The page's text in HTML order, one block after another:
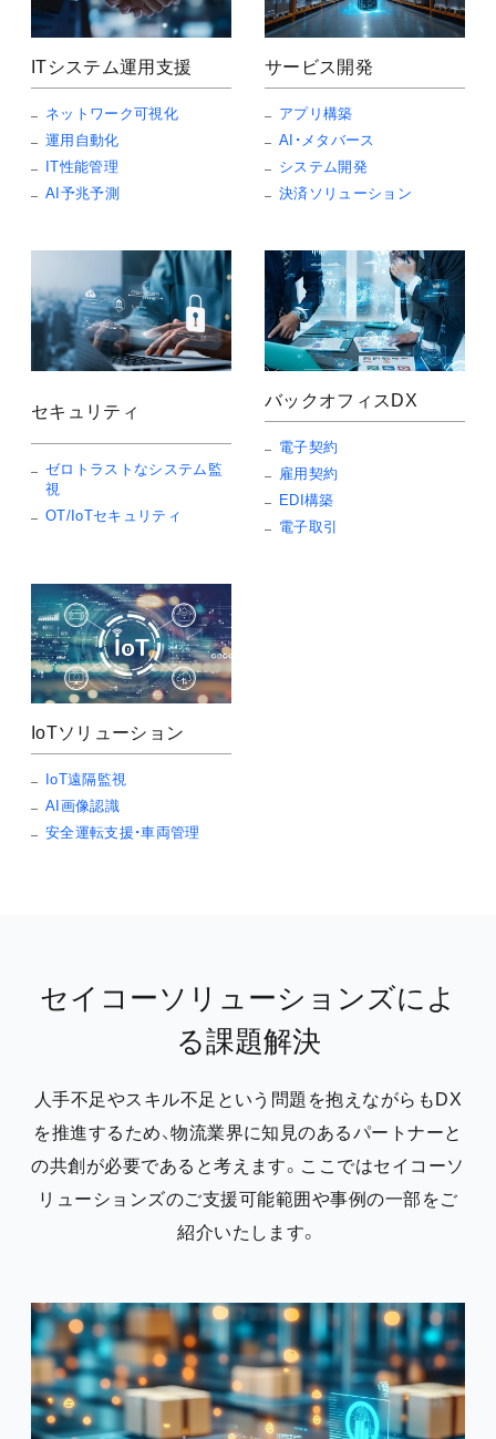
ITシステム運用支援
ネットワーク可視化
運用自動化
IT性能管理
AI予兆予測
サービス開発
アプリ構築
AI・メタバース
システム開発
決済ソリューション
セキュリティ
ゼロトラストなシステム監
視
OT/IoTセキュリティ
バックオフィスDX
電子契約
雇用契約
EDI構築
電子取引
IoTソリューション
IoT遠隔監視
AI画像認識
安全運転支援・車両管理
セイコーソリューションズによ
る課題解決
人手不足やスキル不足という問題を抱えながらもDX
を推進するため、物流業界に知見のあるパートナーと
の共創が必要であると考えます。ここではセイコーソ
リューションズのご支援可能範囲や事例の一部をご
紹介いたします。